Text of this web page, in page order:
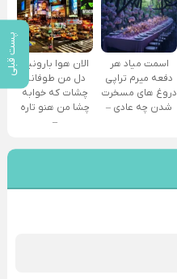
پست قبلی
اسمت میاد هر
دفعه میرم تراپی
دروغ‌ های مسخرت
شدن چه عادی –
الان هوا بارونیه
دل من طوفانه
چشات که خوابه
چشا من هنو تاره
–